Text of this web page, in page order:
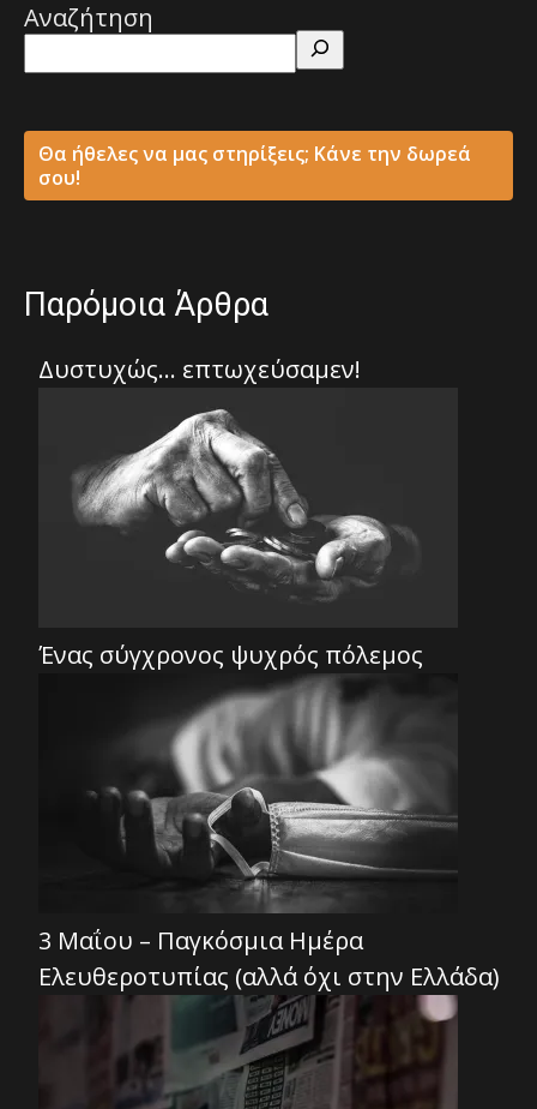
Αναζήτηση
Θα ήθελες να μας στηρίξεις; Κάνε την δωρεά
σου!
Παρόμοια Άρθρα
Δυστυχώς… επτωχεύσαμεν!
Ένας σύγχρονος ψυχρός πόλεμος
3 Μαΐου – Παγκόσμια Ημέρα
Ελευθεροτυπίας (αλλά όχι στην Ελλάδα)